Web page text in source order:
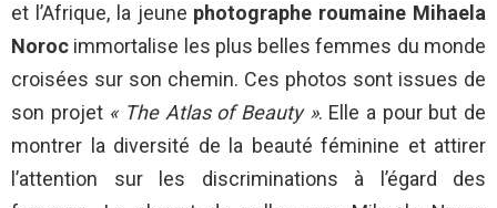
et l’Afrique, la jeune photographe roumaine Mihaela
Noroc immortalise les plus belles femmes du monde
croisées sur son chemin. Ces photos sont issues de
son projet « The Atlas of Beauty ». Elle a pour but de
montrer la diversité de la beauté féminine et attirer
l’attention sur les discriminations à l’égard des